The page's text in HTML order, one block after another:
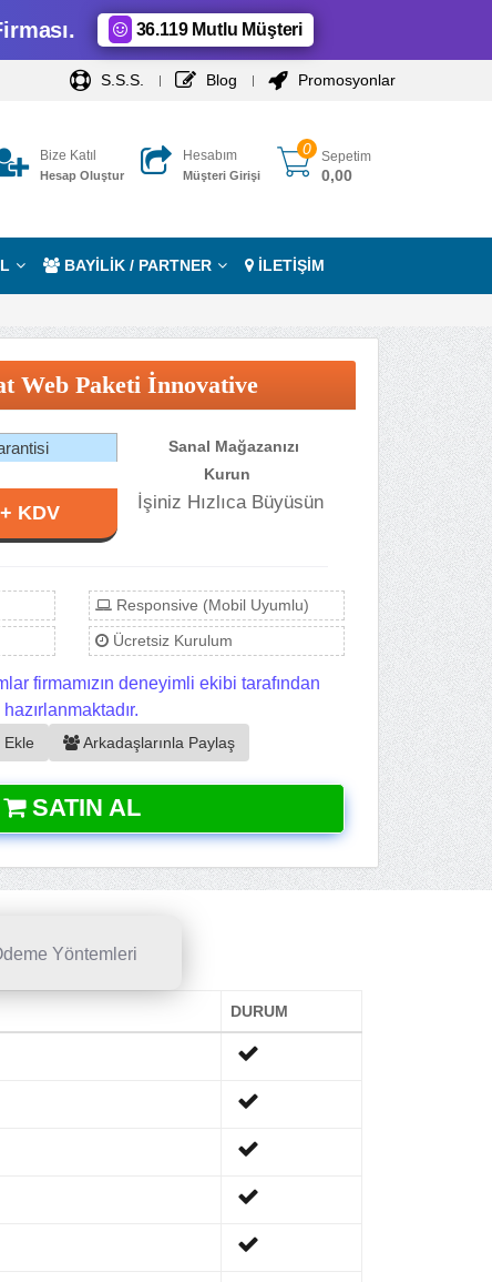
36.119 Mutlu Müşteri
S.S.S. Blog Promosyonlar
Bize Katıl
Hesap Oluştur
Hesabım
Müşteri Girişi
0 Sepetim
0,00
BAYİLİK / PARTNER İLETİŞİM
Web Paketi İnnovative
Sanal Mağazanızı
Kurun
KDV İşiniz Hızlıca Büyüsün
Responsive (Mobil Uyumlu)
Ücretsiz Kurulum
firmamızın deneyimli ekibi tarafından
hazırlanmaktadır.
Arkadaşlarınla Paylaş
SATIN AL
Yöntemleri
DURUM